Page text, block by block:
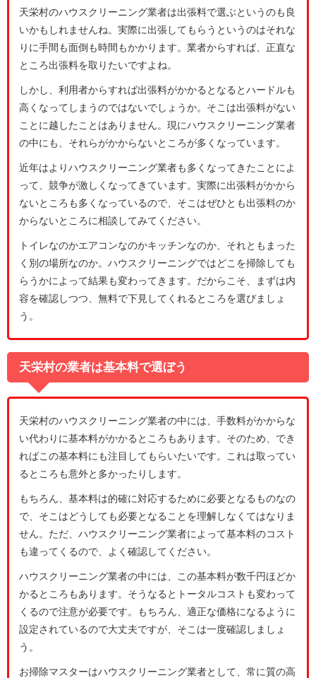
天栄村のハウスクリーニング業者は出張料で選ぶというのも良
いかもしれませんね。実際に出張してもらうというのはそれな
りに手間も面倒も時間もかかります。業者からすれば、正直な
ところ出張料を取りたいですよね。
しかし、利用者からすれば出張料がかかるとなるとハードルも
高くなってしまうのではないでしょうか。そこは出張料がない
ことに越したことはありません。現にハウスクリーニング業者
の中にも、それらがかからないところが多くなっています。
近年はよりハウスクリーニング業者も多くなってきたことによ
って、競争が激しくなってきています。実際に出張料がかから
ないところも多くなっているので、そこはぜひとも出張料のか
からないところに相談してみてください。
トイレなのかエアコンなのかキッチンなのか、それともまった
く別の場所なのか。ハウスクリーニングではどこを掃除しても
らうかによって結果も変わってきます。だからこそ、まずは内
容を確認しつつ、無料で下見してくれるところを選びましょ
う。
天栄村の業者は基本料で選ぼう
天栄村のハウスクリーニング業者の中には、手数料がかからな
い代わりに基本料がかかるところもあります。そのため、でき
ればこの基本料にも注目してもらいたいです。これは取ってい
るところも意外と多かったりします。
もちろん、基本料は的確に対応するために必要となるものなの
で、そこはどうしても必要となることを理解しなくてはなりま
せん。ただ、ハウスクリーニング業者によって基本料のコスト
も違ってくるので、よく確認してください。
ハウスクリーニング業者の中には、この基本料が数千円ほどか
かるところもあります。そうなるとトータルコストも変わって
くるので注意が必要です。もちろん、適正な価格になるように
設定されているので大丈夫ですが、そこは一度確認しましょ
う。
お掃除マスターはハウスクリーニング業者として、常に質の高